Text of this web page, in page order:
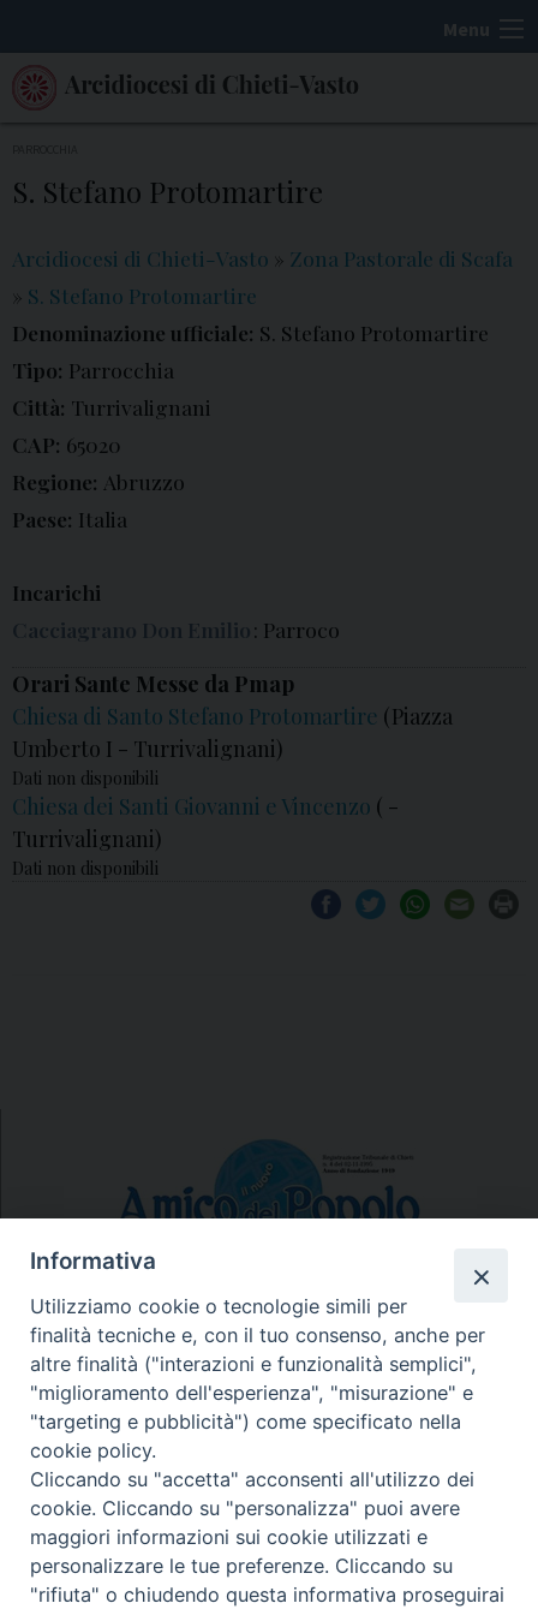
k
Menu
S. Stefano Protomartire
Arcidiocesi di Chieti-Vasto » Zona Pastorale di Scafa
» S. Stefano Protomartire
Denominazione ufficiale: S. Stefano Protomartire
Tipo: Parrocchia
Città: Turrivalignani
CAP: 65020
Regione: Abruzzo
Paese: Italia
Incarichi
Cacciagrano Don Emilio: Parroco
Orari Sante Messe da Pmap
Chiesa di Santo Stefano Protomartire (Piazza
Umberto I - Turrivalignani)
Dati non disponibili
Chiesa dei Santi Giovanni e Vincenzo ( -
Turrivalignani)
Dati non disponibili
N.7/8 LUGLIO AGOSTO
N. 6 GIUGNO 2026
N°5 MAGGIO 2026
N° 4 APRILE 2026
Informativa
Utilizziamo cookie o tecnologie simili per
finalità tecniche e, con il tuo consenso, anche per
altre finalità ("interazioni e funzionalità semplici",
"miglioramento dell'esperienza", "misurazione" e
"targeting e pubblicità") come specificato nella
cookie policy.
Cliccando su "accetta" acconsenti all'utilizzo dei
cookie. Cliccando su "personalizza" puoi avere
maggiori informazioni sui cookie utilizzati e
personalizzare le tue preferenze. Cliccando su
"rifiuta" o chiudendo questa informativa proseguirai